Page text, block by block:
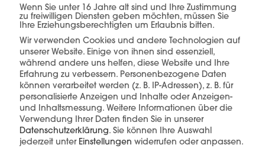
einer Hand.
mehr erfahren
Wenn Sie unter 16 Jahre alt sind und Ihre Zustimmung
zu freiwilligen Diensten geben möchten, müssen Sie
Ihre Erziehungsberechtigten um Erlaubnis bitten.
Wir verwenden Cookies und andere Technologien auf
unserer Website. Einige von ihnen sind essenziell,
während andere uns helfen, diese Website und Ihre
Erfahrung zu verbessern. Personenbezogene Daten
können verarbeitet werden (z. B. IP-Adressen), z. B. für
personalisierte Anzeigen und Inhalte oder Anzeigen-
und Inhaltsmessung. Weitere Informationen über die
Verwendung Ihrer Daten finden Sie in unserer
Datenschutzerklärung. Sie können Ihre Auswahl
jederzeit unter Einstellungen widerrufen oder anpassen.